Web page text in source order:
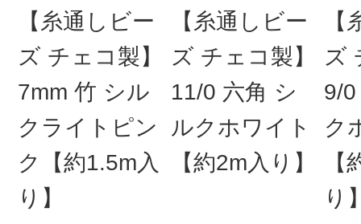
【糸通しビー
ズ チェコ製】
7mm 竹 シル
クライトピン
ク【約1.5m入
り】
【糸通しビー
ズ チェコ製】
11/0 六角 シ
ルクホワイト
【約2m入り】
ズ
9/
ク
り